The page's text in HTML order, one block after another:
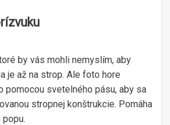
by vás mohli nemyslím, aby
je až na strop. Ale foto hore
pomocou svetelného pásu, aby sa
stropnej konštrukcie. Pomáha